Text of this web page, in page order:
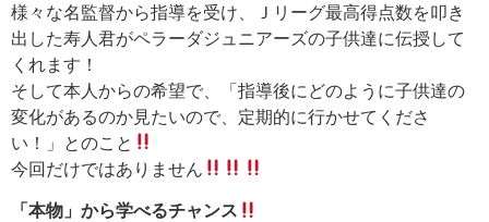
様々な名監督から指導を受け、Ｊリーグ最高得点数を叩き
出した寿人君がペラーダジュニアーズの子供達に伝授して
くれます！
そして本人からの希望で、「指導後にどのように子供達の
変化があるのか見たいので、定期的に行かせてくださ
い！」とのこと
今回だけではありません
「本物」から学べるチャンス